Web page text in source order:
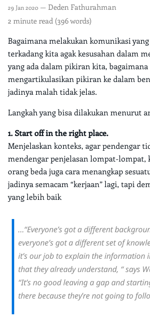
29 Jan 2020 — Deden Fathurahman
2 minute read (396 words)
Bagaimana melakukan komunikasi
terkadang kita agak kesusahan dalam
yang ada dalam pikiran kita, bagaimana
mengartikulasikan pikiran ke dalam
jadinya malah tidak jelas.
Langkah yang bisa dilakukan menurut
1. Start off in the right place.
Menjelaskan konteks, agar pendengar
mendengar penjelasan lompat-lompat,
orang beda juga cara menangkap
jadinya semacam “kerjaan” lagi, tapi
yang lebih baik
…“Everyone’s got a different
everyone’s got a different set of
it’s our job to explain the information
that they already understand, “ says
“It’s no good leaving a gap and
there because they’re not going to